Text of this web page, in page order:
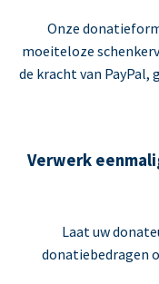
Onze
moeiteloze
de kracht van PayPal,
Verwerk
Laat uw
donatiebedragen